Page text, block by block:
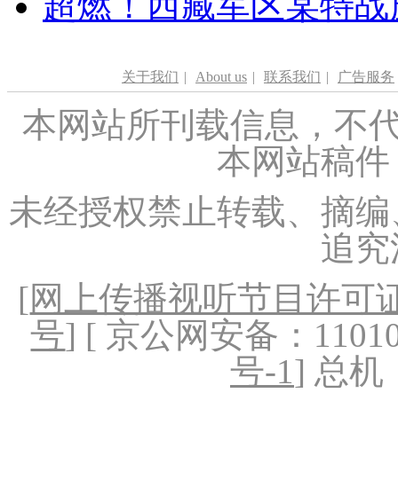
关于我们 | About us | 联系我们 | 广告服务
本网站所刊载信息，不
本网站稿
未经授权禁止转载、摘
追
[网上传播视听节目许可
号] [ 京公网安备：
号-1] 总机